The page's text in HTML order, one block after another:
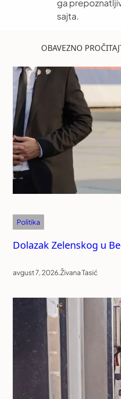
ga
sajta.
OBAVEZNO
Politika
Dolazak Zelenskog u
avgust 7, 2026.Živana Tasić